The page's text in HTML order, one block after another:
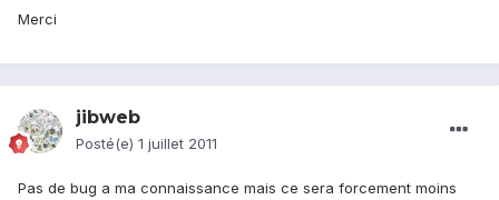
Merci
jibweb
Posté(e) 1 juillet 2011
Pas de bug a ma connaissance mais ce sera forcement moins